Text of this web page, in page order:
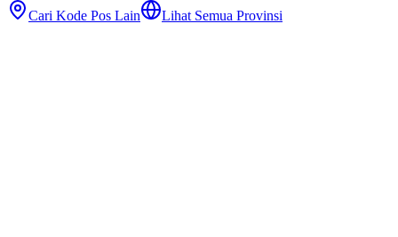
Cari Kode Pos Lain Lihat Semua Provinsi